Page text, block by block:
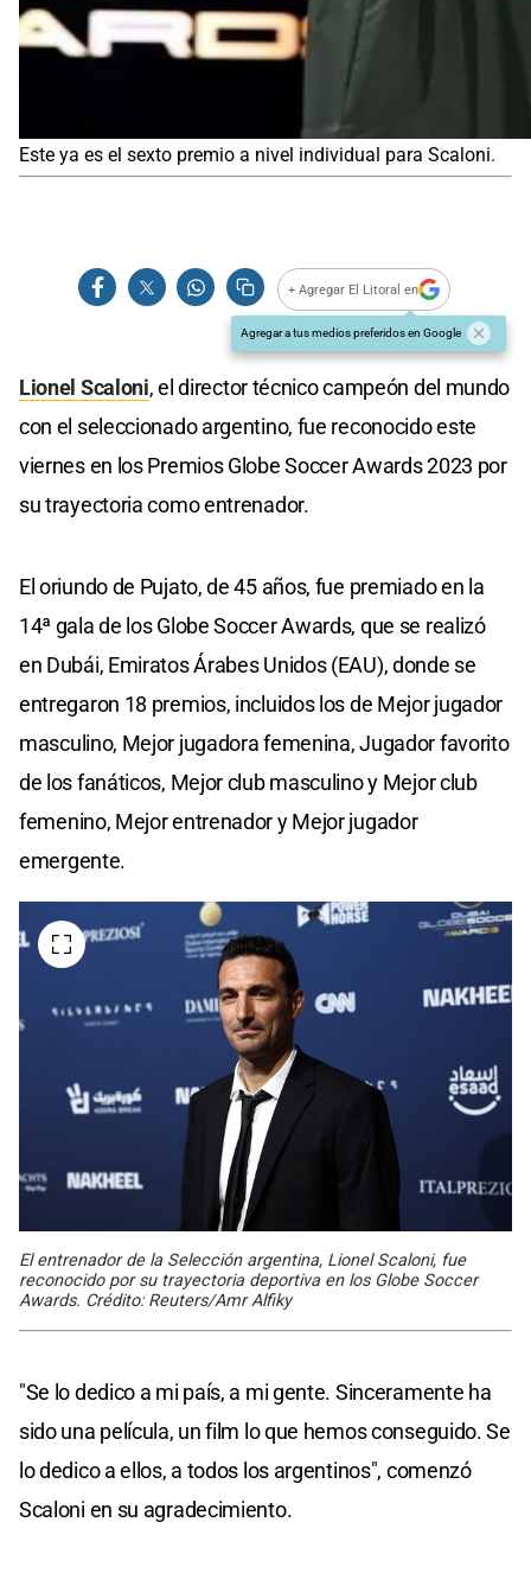
Este ya es el sexto premio a nivel individual para Scaloni.
+ Agregar El Litoral en
Agregar a tus medios preferidos en Google
Lionel Scaloni, el director técnico campeón del mundo
con el seleccionado argentino, fue reconocido este
viernes en los Premios Globe Soccer Awards 2023 por
su trayectoria como entrenador.
El oriundo de Pujato, de 45 años, fue premiado en la
14ª gala de los Globe Soccer Awards, que se realizó
en Dubái, Emiratos Árabes Unidos (EAU), donde se
entregaron 18 premios, incluidos los de Mejor jugador
masculino, Mejor jugadora femenina, Jugador favorito
de los fanáticos, Mejor club masculino y Mejor club
femenino, Mejor entrenador y Mejor jugador
emergente.
El entrenador de la Selección argentina, Lionel Scaloni, fue
reconocido por su trayectoria deportiva en los Globe Soccer
Awards. Crédito: Reuters/Amr Alfiky
"Se lo dedico a mi país, a mi gente. Sinceramente ha
sido una película, un film lo que hemos conseguido. Se
lo dedico a ellos, a todos los argentinos", comenzó
Scaloni en su agradecimiento.